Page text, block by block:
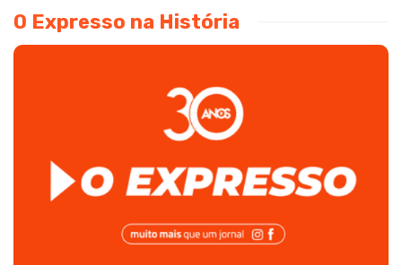
O Expresso na História